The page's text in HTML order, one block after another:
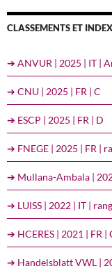
CLASSEMENTS ET
➔ ANVUR | 2025 | IT |
➔ CNU | 2025 | FR | C
➔ ESCP | 2025 | FR | D
➔ FNEGE | 2025 | FR |
➔ Mullana-Ambala |
➔ LUISS | 2022 | IT |
➔ HCERES | 2021 | FR |
➔ Handelsblatt VWL |